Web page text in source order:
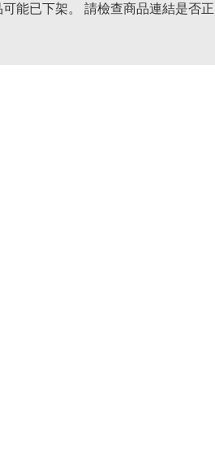
能已下架。 請檢查商品連結是否正